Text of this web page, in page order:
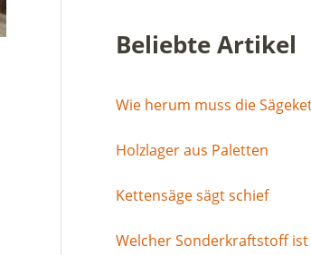
Beliebte Artikel
Wie herum muss die
Holzlager aus Paletten
Kettensäge sägt schief
Welcher Sonderkraftstoff ist